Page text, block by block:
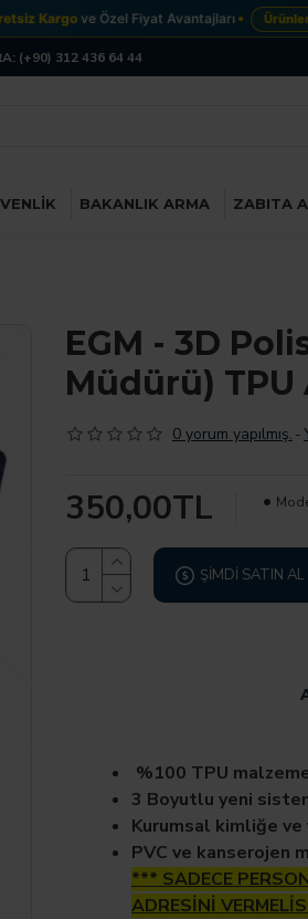
Kargove Özel Fiyat Avantajları Ürünleri
(+90) 312 436 64 44
BAKANLIK ARMA ZABITA
EGM - 3D
Müdürü) TPU
0 yorum yapılmış. -
350,00TL
ŞIMDI SATIN AL
%100 TPU
3 Boyutlu yeni
Kurumsal kimliğe
PVC ve kanserojen
*** SADECE
ADRESİNİ